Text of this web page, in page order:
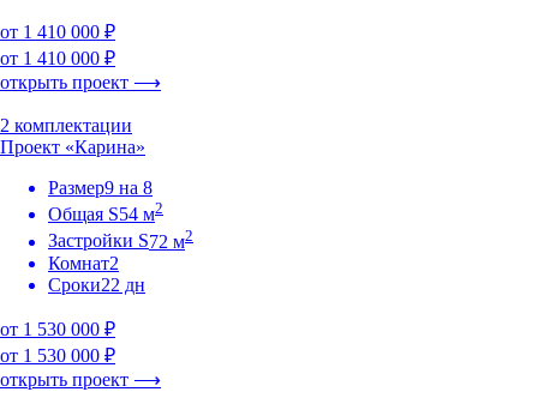
от 1 410 000 ₽
от 1 410 000 ₽
открыть проект ⟶
2 комплектации
Проект «Карина»
Размер9 на 8
Общая S54 м2
Застройки S72 м2
Комнат2
Сроки22 дн
от 1 530 000 ₽
от 1 530 000 ₽
открыть проект ⟶